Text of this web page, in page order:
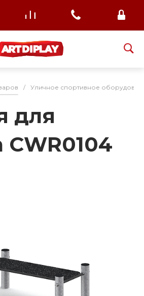
/ Уличное спортивное
для
CWR0104